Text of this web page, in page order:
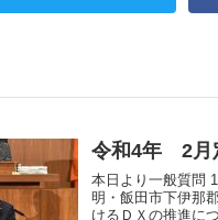
令和4年 2
本日より一般質問
明・飯田市下伊那
けるＤＸの推進に